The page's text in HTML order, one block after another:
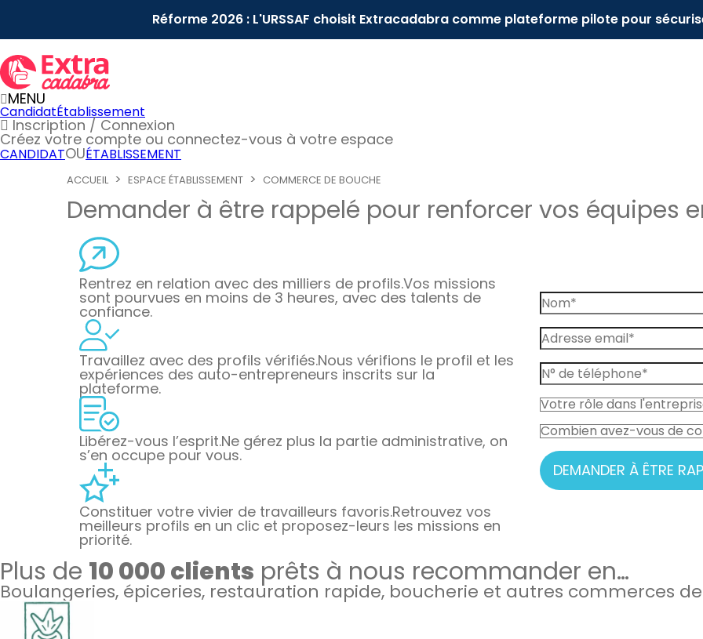
Réforme 2026 : L'URSSAF choisit Extracadabra comme plateforme pilote pour
MENU
CandidatÉtablissement
Inscription / Connexion
Créez votre compte ou connectez-vous à votre espace
CANDIDATOUÉTABLISSEMENT
ACCUEIL ESPACE ÉTABLISSEMENT COMMERCE DE BOUCHE
Demander à être rappelé pour renforcer vos équipes
Rentrez en relation avec des milliers de profils.Vos missions
sont pourvues en moins de 3 heures, avec des talents de
confiance.
Travaillez avec des profils vérifiés.Nous vérifions le profil et les
expériences des auto-entrepreneurs inscrits sur la
plateforme.
Libérez-vous l’esprit.Ne gérez plus la partie administrative, on
s’en occupe pour vous.
Constituer votre vivier de travailleurs favoris.Retrouvez vos
meilleurs profils en un clic et proposez-leurs les missions en
priorité.
DEMANDER À ÊTRE
Plus de 10 000 clients prêts à nous recommander en…
Boulangeries, épiceries, restauration rapide, boucherie et autres commerces